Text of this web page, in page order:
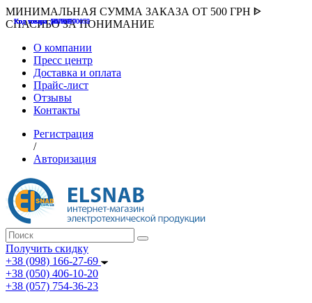
МИНИМАЛЬНАЯ СУММА ЗАКАЗА ОТ 500 ГРН ᐈ
СПАСИБО ЗА ПОНИМАНИЕ
О компании
Пресс центр
Доставка и оплата
Прайс-лист
Отзывы
Контакты
Регистрация
/
Авторизация
Получить скидку
+38 (098) 166-27-69
+38 (050) 406-10-20
+38 (057) 754-36-23
Код товара :507000
Код товара :HUK-K00058
Код товара :Т075177
Код товара :pnsv12
Код товара :HUK-K00072